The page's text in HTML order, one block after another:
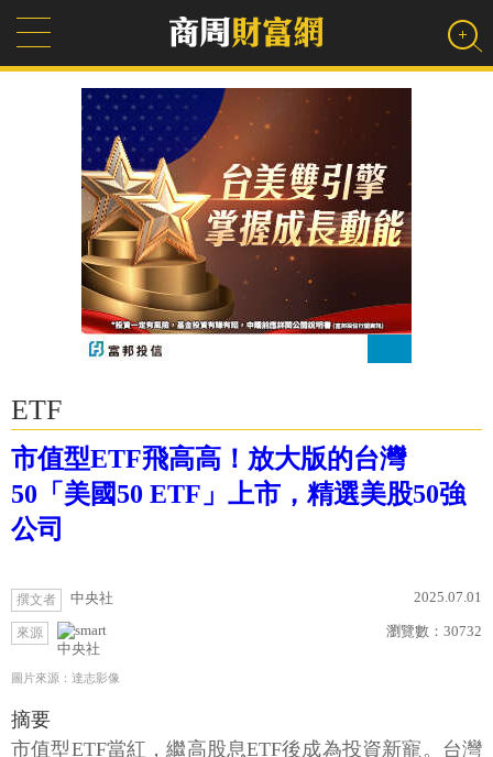
ETF
市值型ETF飛高高！放大版的台灣
50「美國50 ETF」上市，精選美股50強
公司
撰文者 中央社 2025.07.01
來源
中央社
瀏覽數： 30732
圖片來源：達志影像
摘要
市值型ETF當紅，繼高股息ETF後成為投資新寵。台灣